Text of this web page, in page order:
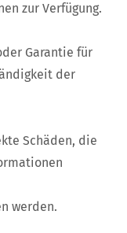
zur Verfügung.
Garantie für
der
Schäden, die
werden.